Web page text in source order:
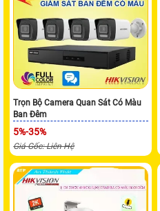
Trọn Bộ Camera Quan Sát Có Màu
Ban Đêm
5%-35%
Giá Gốc: Liên Hệ